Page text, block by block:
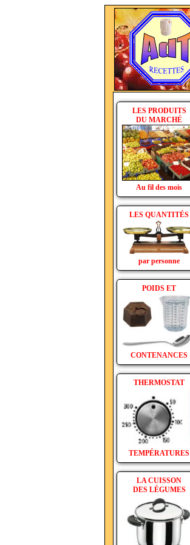
LES PRODUITS
DU MARCHÉ
Au fil des mois
LES QUANTITÉS
par personne
POIDS ET
CONTENANCES
THERMOSTAT
TEMPÉRATURES
LA CUISSON
DES LÉGUMES